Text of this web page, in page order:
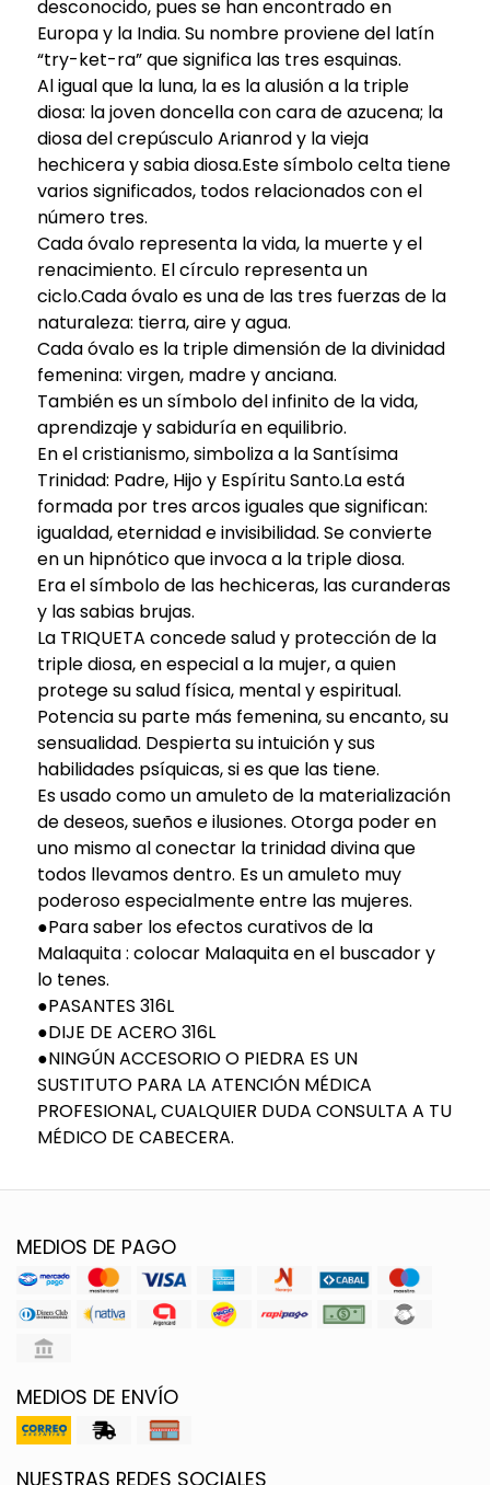
desconocido, pues se han encontrado en
Europa y la India. Su nombre proviene del latín
“try-ket-ra” que significa las tres esquinas.
Al igual que la luna, la es la alusión a la triple
diosa: la joven doncella con cara de azucena; la
diosa del crepúsculo Arianrod y la vieja
hechicera y sabia diosa.Este símbolo celta tiene
varios significados, todos relacionados con el
número tres.
Cada óvalo representa la vida, la muerte y el
renacimiento. El círculo representa un
ciclo.Cada óvalo es una de las tres fuerzas de la
naturaleza: tierra, aire y agua.
Cada óvalo es la triple dimensión de la divinidad
femenina: virgen, madre y anciana.
También es un símbolo del infinito de la vida,
aprendizaje y sabiduría en equilibrio.
En el cristianismo, simboliza a la Santísima
Trinidad: Padre, Hijo y Espíritu Santo.La está
formada por tres arcos iguales que significan:
igualdad, eternidad e invisibilidad. Se convierte
en un hipnótico que invoca a la triple diosa.
Era el símbolo de las hechiceras, las curanderas
y las sabias brujas.
La TRIQUETA concede salud y protección de la
triple diosa, en especial a la mujer, a quien
protege su salud física, mental y espiritual.
Potencia su parte más femenina, su encanto, su
sensualidad. Despierta su intuición y sus
habilidades psíquicas, si es que las tiene.
Es usado como un amuleto de la materialización
de deseos, sueños e ilusiones. Otorga poder en
uno mismo al conectar la trinidad divina que
todos llevamos dentro. Es un amuleto muy
poderoso especialmente entre las mujeres.
●Para saber los efectos curativos de la
Malaquita : colocar Malaquita en el buscador y
lo tenes.
●PASANTES 316L
●DIJE DE ACERO 316L
●NINGÚN ACCESORIO O PIEDRA ES UN
SUSTITUTO PARA LA ATENCIÓN MÉDICA
PROFESIONAL, CUALQUIER DUDA CONSULTA A TU
MÉDICO DE CABECERA.
MEDIOS DE PAGO
MEDIOS DE ENVÍO